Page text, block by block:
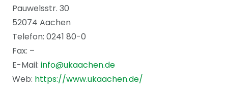
Pauwelsstr. 30
52074 Aachen
Telefon: 0241 80-0
Fax: –
E-Mail: info@ukaachen.de
Web: https://www.ukaachen.de/